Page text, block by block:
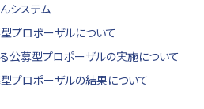
システム
プロポーザルについて
公募型プロポーザルの実施について
プロポーザルの結果について